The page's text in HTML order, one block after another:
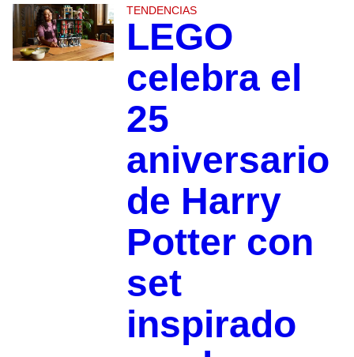
TENDENCIAS
LEGO
celebra el
25
aniversario
de Harry
Potter con
set
inspirado